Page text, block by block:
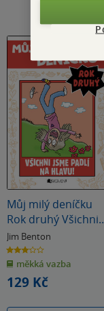
Můj milý deníčku
Rok druhý Všichni
jsme padlí na
hlavu!
Jim Benton
3.0
z
5
hvězdiček
měkká vazba
129 Kč